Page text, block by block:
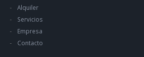
Alquiler
Servicios
Empresa
Contacto